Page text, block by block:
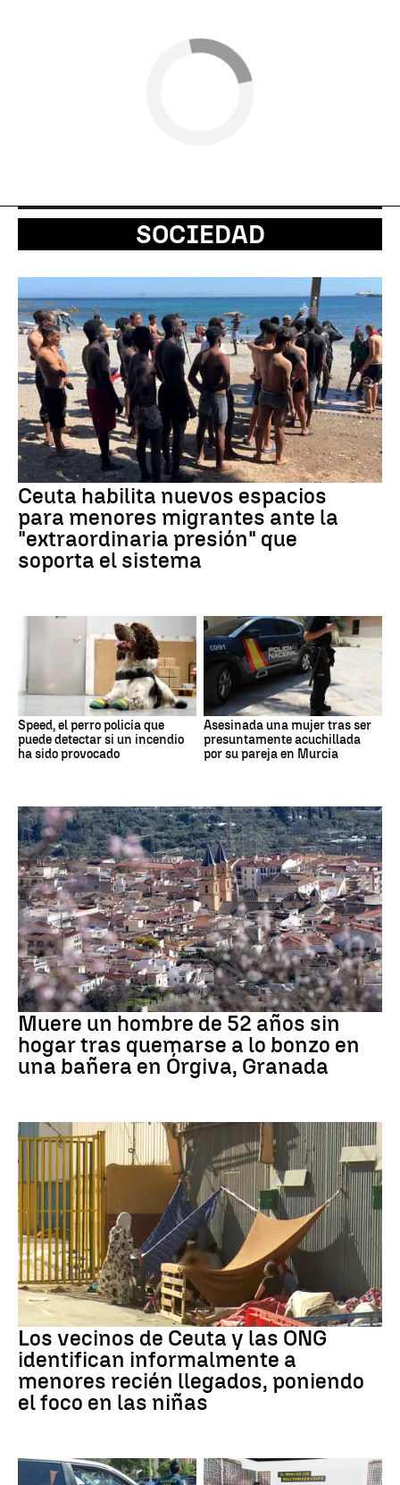
SOCIEDAD
Ceuta habilita nuevos espacios
para menores migrantes ante la
"extraordinaria presión" que
soporta el sistema
Speed, el perro policía que
puede detectar si un incendio
ha sido provocado
Asesinada una mujer tras ser
presuntamente acuchillada
por su pareja en Murcia
andalucía
Muere un hombre de 52 años sin
hogar tras quemarse a lo bonzo en
una bañera en Órgiva, Granada
Ceuta
Los vecinos de Ceuta y las ONG
identifican informalmente a
menores recién llegados, poniendo
el foco en las niñas